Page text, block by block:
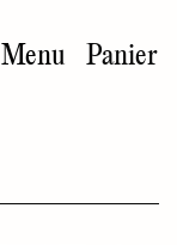
Menu Panier